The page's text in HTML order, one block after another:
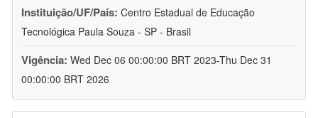
Instituição/UF/País: Centro Estadual de Educação
Tecnológica Paula Souza - SP - Brasil
Vigência: Wed Dec 06 00:00:00 BRT 2023-Thu Dec 31
00:00:00 BRT 2026